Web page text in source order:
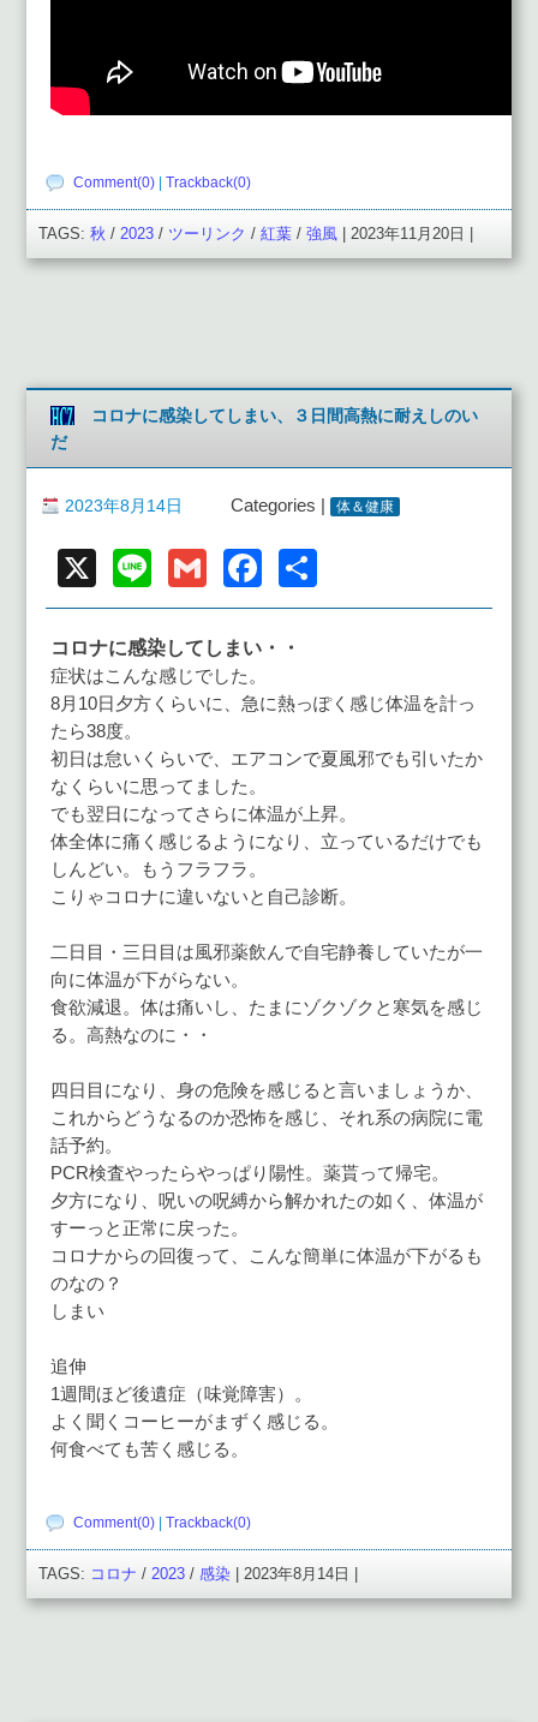
Comment(0) Trackback(0)
TAGS: 秋 / 2023 / ツーリンク / 紅葉 / 強風 | 2023年11月20日 |
コロナに感染してしまい、３日間高熱に耐えしのい
だ
2023年8月14日 Categories | 体＆健康
X Line GmailFacebook
有
コロナに感染してしまい・・
症状はこんな感じでした。
8月10日夕方くらいに、急に熱っぽく感じ体温を計っ
たら38度。
初日は怠いくらいで、エアコンで夏風邪でも引いたか
なくらいに思ってました。
でも翌日になってさらに体温が上昇。
体全体に痛く感じるようになり、立っているだけでも
しんどい。もうフラフラ。
こりゃコロナに違いないと自己診断。
二日目・三日目は風邪薬飲んで自宅静養していたが一
向に体温が下がらない。
食欲減退。体は痛いし、たまにゾクゾクと寒気を感じ
る。高熱なのに・・
四日目になり、身の危険を感じると言いましょうか、
これからどうなるのか恐怖を感じ、それ系の病院に電
話予約。
PCR検査やったらやっぱり陽性。薬貰って帰宅。
夕方になり、呪いの呪縛から解かれたの如く、体温が
すーっと正常に戻った。
コロナからの回復って、こんな簡単に体温が下がるも
のなの？
しまい
追伸
1週間ほど後遺症（味覚障害）。
よく聞くコーヒーがまずく感じる。
何食べても苦く感じる。
Comment(0) Trackback(0)
TAGS: コロナ / 2023 / 感染 | 2023年8月14日 |